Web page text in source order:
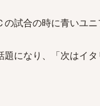
試合の時に青いユ
になり、「次はイ